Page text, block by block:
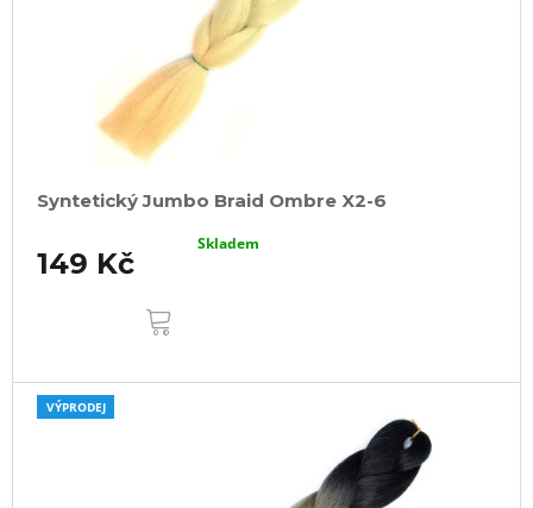
Syntetický Jumbo Braid Ombre X2-6
149 Kč
Skladem
VÝPRODEJ